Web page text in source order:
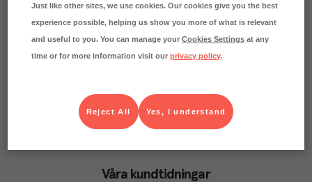
Våra kundtidningar
Just like other sites, we use cookies. Our cookies give you the best
experience possible, helping us show you more of what is relevant
and useful to you. You can manage yourCookies Settings at any
time or for more information visit ourprivacy policy.
Yes, I understand
Reject All